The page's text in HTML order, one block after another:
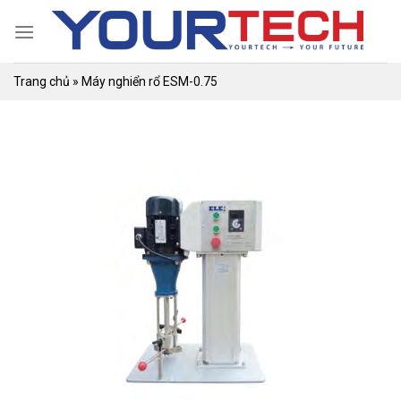
Trang chủ » Máy nghiển rổ ESM-0.75